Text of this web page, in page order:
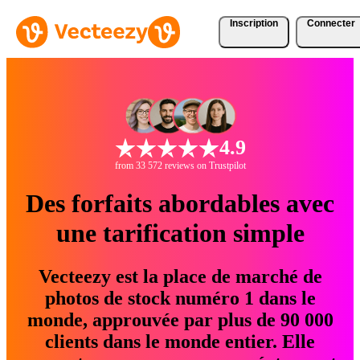
Inscription Connecter
4.9
from 33 572 reviews on Trustpilot
Des forfaits abordables avec
une tarification simple
Vecteezy est la place de marché de
photos de stock numéro 1 dans le
monde, approuvée par plus de 90 000
clients dans le monde entier. Elle